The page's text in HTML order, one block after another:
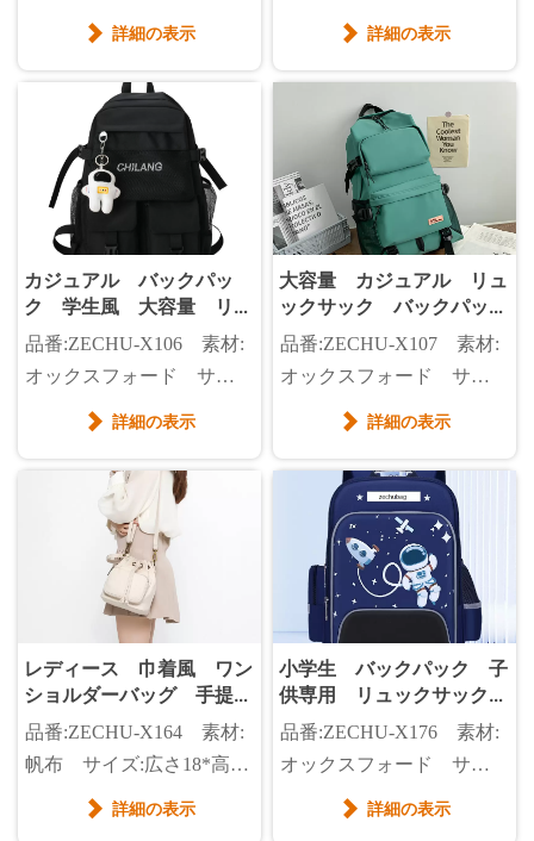
サイズ:カスタマイズ カ
 詳細の表示
ズ:31*15*40CM
 詳細の表示
カジュアル バックパッ
ク 学生風 大容量 リュ
ックサック シンプルなが
ら大容量
品番:ZECHU-X106 素材:
オックスフォード サイ
ズ:広さ32*高さ46*マチ
ー:白、黒、紺、青
 詳細の表示
大容量 カジュアル リュ
ックサック バックパッ
ク 登山バッグ
品番:ZECHU-X107 素材:
オックスフォード サイ
ズ:広さ31*高さ46*マチ
緑、青 重さ:0.45KG
 詳細の表示
レディース 巾着風 ワン
ショルダーバッグ 手提げ
バッグ 高品質 バケット
バッグ
品番:ZECHU-X164 素材:
帆布 サイズ:広さ18*高さ
22*マチ22cm カラー:生
 詳細の表示
小学生 バックパック 子
供専用 リュックサック
通学 リュック
品番:ZECHU-X176 素材:
オックスフォード サイ
ズ:広さ32*高さ42*マチ
 詳細の表示